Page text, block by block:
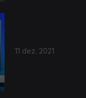
11 dez. 2021